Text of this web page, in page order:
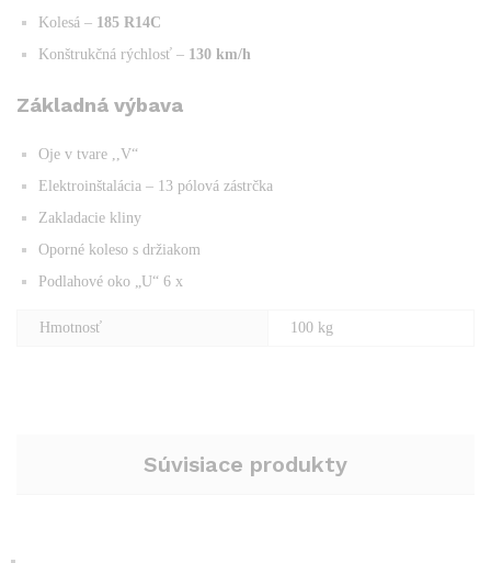
Kolesá – 185 R14C
Konštrukčná rýchlosť – 130 km/h
Základná výbava
Oje v tvare ,,V“
Elektroinštalácia – 13 pólová zástrčka
Zakladacie kliny
Oporné koleso s držiakom
Podlahové oko „U“ 6 x
Hmotnosť 100 kg
Súvisiace produkty